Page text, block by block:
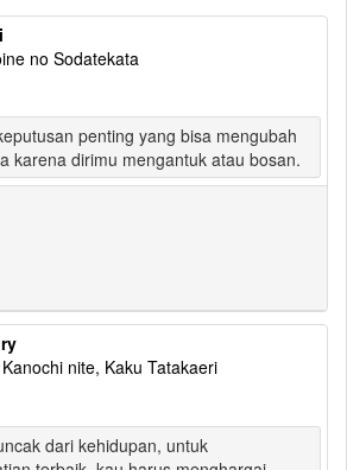
no Sodatekata
penting yang bisa mengubah
karena dirimu mengantuk atau bosan.
nite, Kaku Tatakaeri
dari kehidupan, untuk